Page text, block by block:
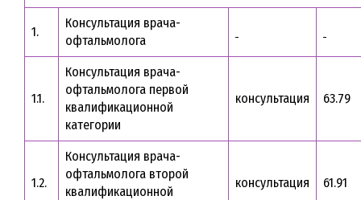
1.
Консультация врача-
офтальмолога
1.1.
Консультация врача-
офтальмолога первой
квалификационной
категории
консультация 63.79
1.2.
Консультация врача-
офтальмолога второй
квалификационной
консультация 61.91